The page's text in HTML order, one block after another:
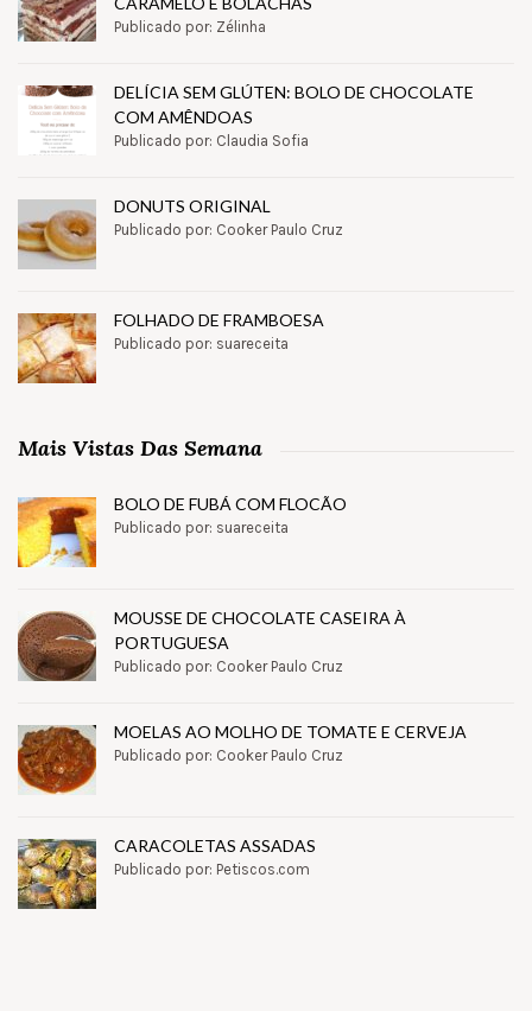
Publicado por: Zélinha
DELÍCIA SEM GLÚTEN: BOLO DE CHOCOLATE
COM AMÊNDOAS
Publicado por: Claudia Sofia
DONUTS ORIGINAL
Publicado por: Cooker Paulo Cruz
FOLHADO DE FRAMBOESA
Publicado por: suareceita
Mais Vistas Das Semana
BOLO DE FUBÁ COM FLOCÃO
Publicado por: suareceita
MOUSSE DE CHOCOLATE CASEIRA À
PORTUGUESA
Publicado por: Cooker Paulo Cruz
MOELAS AO MOLHO DE TOMATE E CERVEJA
Publicado por: Cooker Paulo Cruz
CARACOLETAS ASSADAS
Publicado por: Petiscos.com